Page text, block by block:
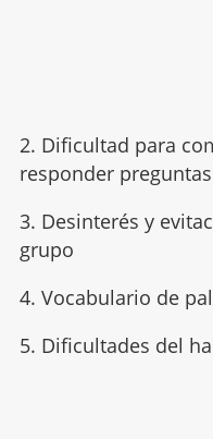
2. Dificultad para
responder preguntas
3. Desinterés y
grupo
4. Vocabulario de
5. Dificultades del